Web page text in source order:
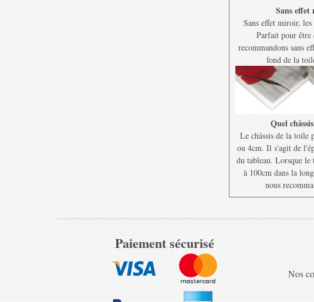
Sans
Sans effet miroir, les
Parfait pour être
recommandons sans
fond de la
Quel
Le châssis de la toile
ou 4cm. Il s'agit de
du tableau. Lorsque le
à 100cm dans la
nous
Paiement sécurisé
Nos